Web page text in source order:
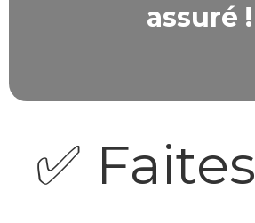
assuré !
✅ Faites